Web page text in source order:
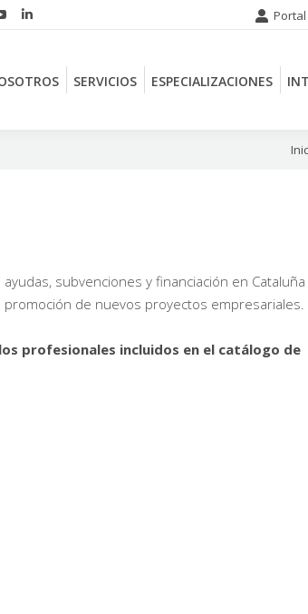
YouTube
opens
Linkedin
opens
SERVICIOS ESPECIALIZACIONES
subvenciones y financiación en Cataluña
de nuevos proyectos empresariales.
profesionales incluidos en el catálogo de